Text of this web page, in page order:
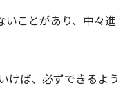
いことがあり、中々進
けば、必ずできるよう